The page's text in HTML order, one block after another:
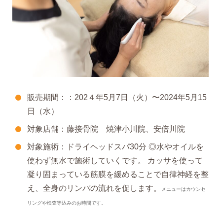
販売期間：：202４年5月7日（火）〜2024年5月15
日（水）
対象店舗：藤接骨院 焼津小川院、安倍川院
対象施術：ドライヘッドスパ30分 ◎水やオイルを
使わず無水で施術していくです。 カッサを使って
凝り固まっている筋膜を緩めることで自律神経を整
え、全身のリンパの流れを促します。
メニューはカウンセ
リングや検査等込みのお時間です。